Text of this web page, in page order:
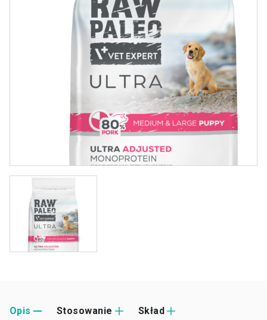
Opis Stosowanie Skład